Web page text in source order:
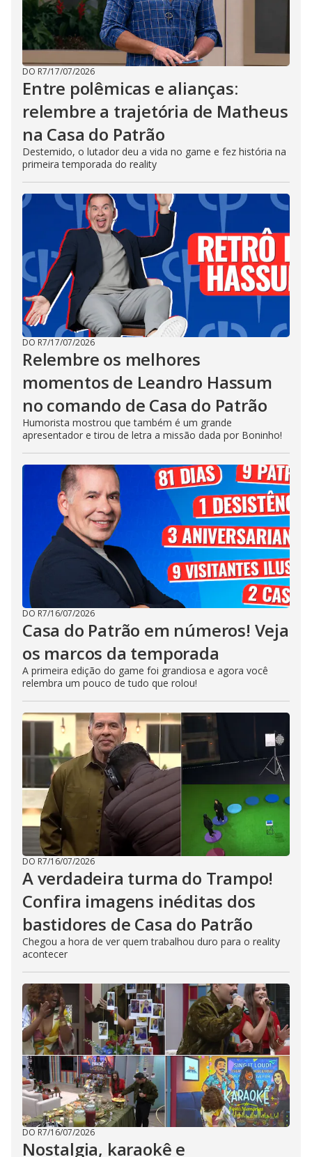
DO R7/17/07/2026
Entre polêmicas e alianças:
relembre a trajetória de Matheus
na Casa do Patrão
Destemido, o lutador deu a vida no game e fez história na
primeira temporada do reality
DO R7/17/07/2026
Relembre os melhores
momentos de Leandro Hassum
no comando de Casa do Patrão
Humorista mostrou que também é um grande
apresentador e tirou de letra a missão dada por Boninho!
DO R7/16/07/2026
Casa do Patrão em números! Veja
os marcos da temporada
A primeira edição do game foi grandiosa e agora você
relembra um pouco de tudo que rolou!
DO R7/16/07/2026
A verdadeira turma do Trampo!
Confira imagens inéditas dos
bastidores de Casa do Patrão
Chegou a hora de ver quem trabalhou duro para o reality
acontecer
DO R7/16/07/2026
Nostalgia, karaokê e